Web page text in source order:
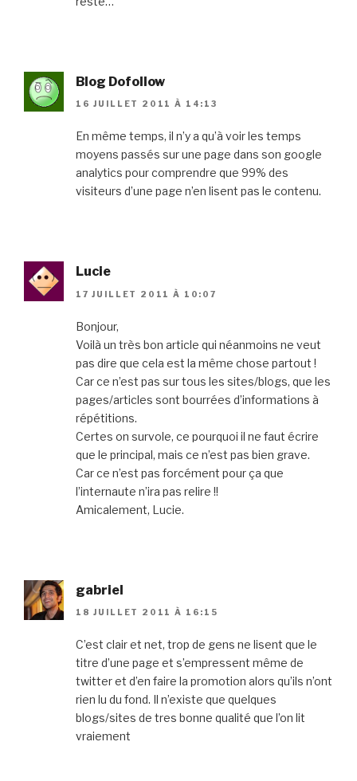
Blog Dofollow
16 JUILLET 2011 À 14:13
En même temps, il n’y a qu’à voir les temps
moyens passés sur une page dans son google
analytics pour comprendre que 99% des
visiteurs d’une page n’en lisent pas le contenu.
Lucie
17 JUILLET 2011 À 10:07
Bonjour,
Voilà un très bon article qui néanmoins ne veut
pas dire que cela est la même chose partout !
Car ce n’est pas sur tous les sites/blogs, que les
pages/articles sont bourrées d’informations à
répétitions.
Certes on survole, ce pourquoi il ne faut écrire
que le principal, mais ce n’est pas bien grave.
Car ce n’est pas forcément pour ça que
l’internaute n’ira pas relire !!
Amicalement, Lucie.
gabriel
18 JUILLET 2011 À 16:15
C’est clair et net, trop de gens ne lisent que le
titre d’une page et s’empressent même de
twitter et d’en faire la promotion alors qu’ils n’ont
rien lu du fond. Il n’existe que quelques
blogs/sites de tres bonne qualité que l’on lit
vraiement